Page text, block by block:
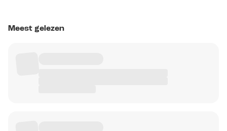
Meest gelezen